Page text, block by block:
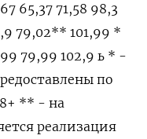
65,37 71,58 98,3
79,02** 101,99 *
79,99 102,9 ь * -
по
** - ‌на
реализация